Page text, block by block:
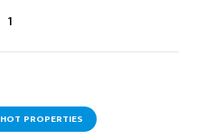
1
HOT PROPERTIES